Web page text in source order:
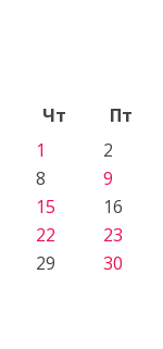
Чт Пт
1
2
8 9
15 16
22 23
29 30